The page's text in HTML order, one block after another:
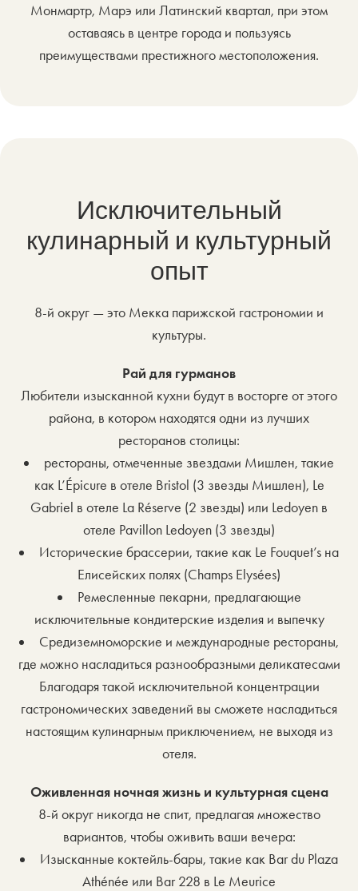
Монмартр, Марэ или Латинский квартал, при этом
оставаясь в центре города и пользуясь
преимуществами престижного местоположения.
Исключительный
кулинарный и культурный
опыт
8-й округ — это Мекка парижской гастрономии и
культуры.
Рай для гурманов
Любители изысканной кухни будут в восторге от этого
района, в котором находятся одни из лучших
ресторанов столицы:
рестораны, отмеченные звездами Мишлен, такие
как L’Épicure в отеле Bristol (3 звезды Мишлен), Le
Gabriel в отеле La Réserve (2 звезды) или Ledoyen в
отеле Pavillon Ledoyen (3 звезды)
Исторические брассерии, такие как Le Fouquet’s на
Елисейских полях (Champs Elysées)
Ремесленные пекарни, предлагающие
исключительные кондитерские изделия и выпечку
Средиземноморские и международные рестораны,
где можно насладиться разнообразными деликатесами
Благодаря такой исключительной концентрации
гастрономических заведений вы сможете насладиться
настоящим кулинарным приключением, не выходя из
отеля.
Оживленная ночная жизнь и культурная сцена
8-й округ никогда не спит, предлагая множество
вариантов, чтобы оживить ваши вечера:
Изысканные коктейль-бары, такие как Bar du Plaza
Athénée или Bar 228 в Le Meurice